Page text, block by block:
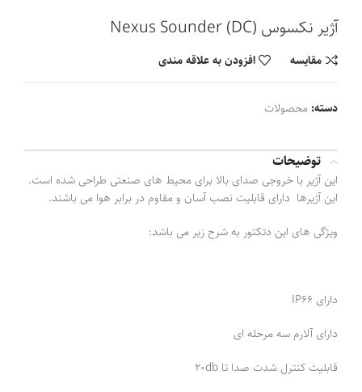
آژیر نکسوس Nexus Sounder (DC)
مقايسه افزودن به علاقه مندی
دسته:محصولات
توضیحات
این آژیر با خروجی صدای بالا برای محیط های صنعتی طراحی شده است.
این آژیرها دارای قابلیت نصب آسان و مقاوم در برابر هوا می باشند.
ویژگی های این دتکتور به شرح زیر می باشد:
دارای IP66
دارای آلارم سه مرحله ای
قابلیت کنترل شدت صدا تا 20db